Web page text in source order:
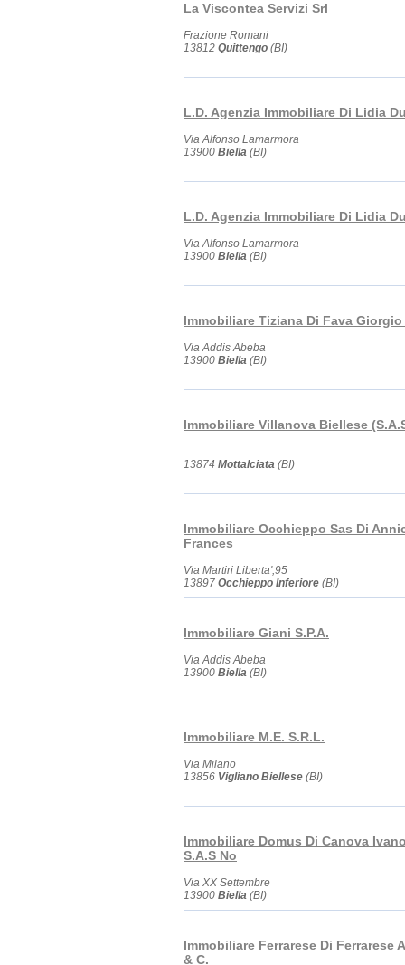
La Viscontea Servizi Srl
Frazione Romani
13812 Quittengo (BI)
L.D. Agenzia Immobiliare Di Lidia
Via Alfonso Lamarmora
13900 Biella (BI)
L.D. Agenzia Immobiliare Di Lidia
Via Alfonso Lamarmora
13900 Biella (BI)
Immobiliare Tiziana Di Fava Giorgio
Via Addis Abeba
13900 Biella (BI)
Immobiliare Villanova Biellese
13874 Mottalciata (BI)
Immobiliare Occhieppo Sas Di
Frances
Via Martiri Liberta',95
13897 Occhieppo Inferiore (BI)
Immobiliare Giani S.P.A.
Via Addis Abeba
13900 Biella (BI)
Immobiliare M.E. S.R.L.
Via Milano
13856 Vigliano Biellese (BI)
Immobiliare Domus Di Canova
S.A.S No
Via XX Settembre
13900 Biella (BI)
Immobiliare Ferrarese Di Ferrarese
& C.